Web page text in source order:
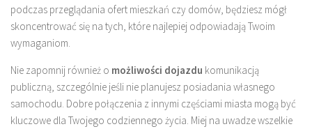
podczas przeglądania ofert mieszkań czy domów, będziesz mógł
skoncentrować się na tych, które najlepiej odpowiadają Twoim
wymaganiom.
Nie zapomnij również o możliwości dojazdu komunikacją
publiczną, szczególnie jeśli nie planujesz posiadania własnego
samochodu. Dobre połączenia z innymi częściami miasta mogą być
kluczowe dla Twojego codziennego życia. Miej na uwadze wszelkie